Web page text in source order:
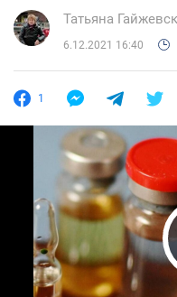
Татьяна
6.12.2021 16:40
1